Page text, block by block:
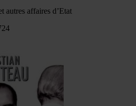
autres affaires d’Etat